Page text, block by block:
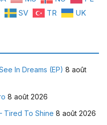
SV TR UK
In Dreams (EP) 8 août
8 août 2026
Tired To Shine 8 août 2026